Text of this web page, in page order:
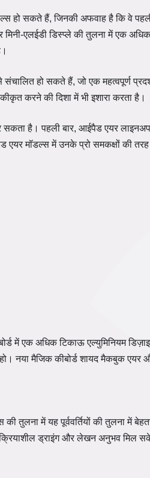
हो सकते हैं, जिनकी अफवाह है कि वे
एलईडी डिस्प्ले की तुलना में एक
हो सकते हैं, जो एक महत्वपूर्ण
करने की दिशा में भी इशारा करता है।
है। पहली बार, आईपैड एयर
मॉडल्स में उनके प्रो समकक्षों की
में एक अधिक टिकाऊ एल्युमिनियम
नया मैजिक कीबोर्ड शायद मैकबुक एयर
तुलना में यह पूर्ववर्तियों की तुलना में
ड्राइंग और लेखन अनुभव मिल